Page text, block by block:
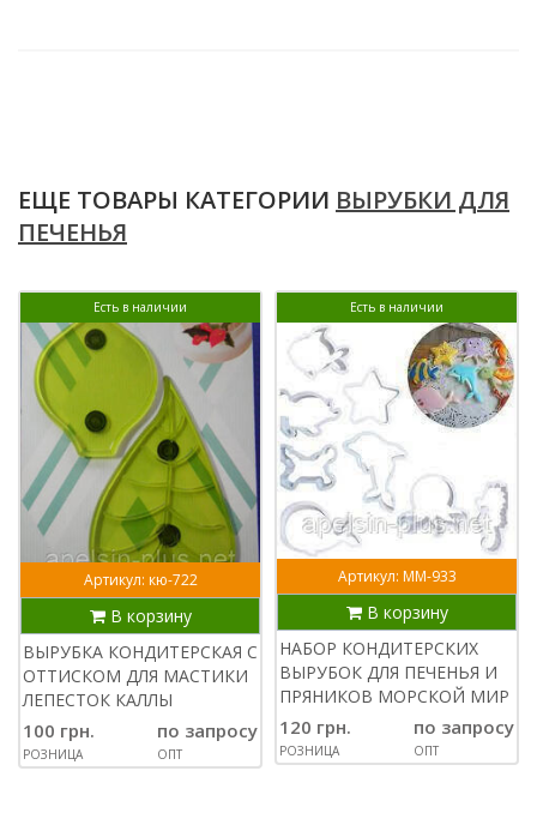
ЕЩЕ ТОВАРЫ КАТЕГОРИИ ВЫРУБКИ ДЛЯ
ПЕЧЕНЬЯ
Есть в наличии
Артикул: кю-722
В корзину
ВЫРУБКА КОНДИТЕРСКАЯ С
ОТТИСКОМ ДЛЯ МАСТИКИ
ЛЕПЕСТОК КАЛЛЫ
100 грн.
РОЗНИЦА
по запросу
ОПТ
Есть в наличии
Артикул: ММ-933
В корзину
НАБОР КОНДИТЕРСКИХ
ВЫРУБОК ДЛЯ ПЕЧЕНЬЯ И
ПРЯНИКОВ МОРСКОЙ МИР
120 грн.
РОЗНИЦА
по запросу
ОПТ